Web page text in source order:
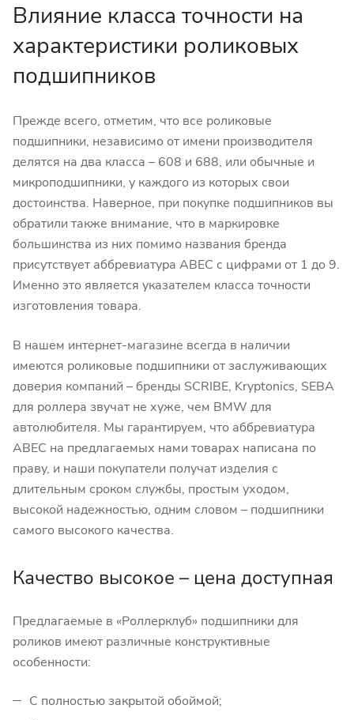
Влияние класса точности на
характеристики роликовых
подшипников
Прежде всего, отметим, что все роликовые
подшипники, независимо от имени производителя
делятся на два класса – 608 и 688, или обычные и
микроподшипники, у каждого из которых свои
достоинства. Наверное, при покупке подшипников вы
обратили также внимание, что в маркировке
большинства из них помимо названия бренда
присутствует аббревиатура ABEC с цифрами от 1 до 9.
Именно это является указателем класса точности
изготовления товара.
В нашем интернет-магазине всегда в наличии
имеются роликовые подшипники от заслуживающих
доверия компаний – бренды SCRIBE, Kryptonics, SEBA
для роллера звучат не хуже, чем BMW для
автолюбителя. Мы гарантируем, что аббревиатура
ABEC на предлагаемых нами товарах написана по
праву, и наши покупатели получат изделия с
длительным сроком службы, простым уходом,
высокой надежностью, одним словом – подшипники
самого высокого качества.
Качество высокое – цена доступная
Предлагаемые в «Роллерклуб» подшипники для
роликов имеют различные конструктивные
особенности:
С полностью закрытой обоймой;